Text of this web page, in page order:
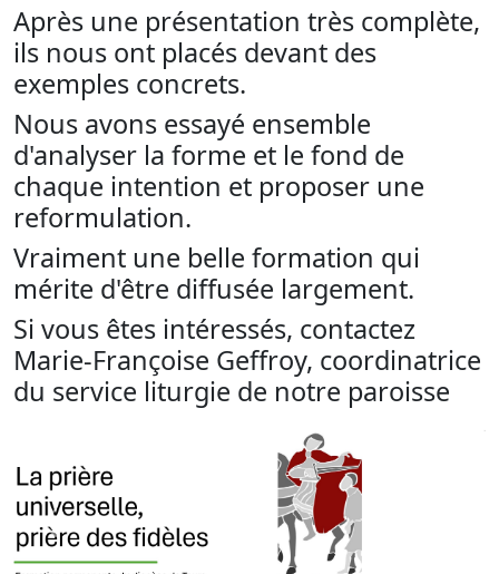
Après une présentation très complète,
ils nous ont placés devant des
exemples concrets.
Nous avons essayé ensemble
d'analyser la forme et le fond de
chaque intention et proposer une
reformulation.
Vraiment une belle formation qui
mérite d'être diffusée largement.
Si vous êtes intéressés, contactez
Marie-Françoise Geffroy, coordinatrice
du service liturgie de notre paroisse
Previous